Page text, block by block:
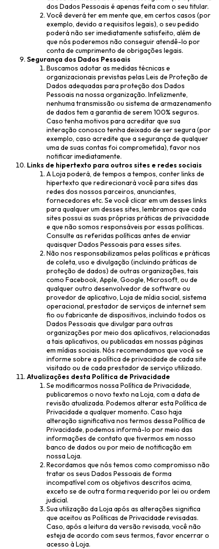
dos Dados Pessoais é apenas feita com o seu titular.
Você deverá ter em mente que, em certos casos (por
exemplo, devido a requisitos legais), o seu pedido
poderá não ser imediatamente satisfeito, além de
que nós poderemos não conseguir atendê-lo por
conta de cumprimento de obrigações legais.
Segurança dos Dados Pessoais
Buscamos adotar as medidas técnicas e
organizacionais previstas pelas Leis de Proteção de
Dados adequadas para proteção dos Dados
Pessoais na nossa organização. Infelizmente,
nenhuma transmissão ou sistema de armazenamento
de dados tem a garantia de serem 100% seguros.
Caso tenha motivos para acreditar que sua
interação conosco tenha deixado de ser segura (por
exemplo, caso acredite que a segurança de qualquer
uma de suas contas foi comprometida), favor nos
notificar imediatamente.
Links de hipertexto para outros sites e redes sociais
A Loja poderá, de tempos a tempos, conter links de
hipertexto que redirecionará você para sites das
redes dos nossos parceiros, anunciantes,
fornecedores etc. Se você clicar em um desses links
para qualquer um desses sites, lembramos que cada
sites possui as suas próprias práticas de privacidade
e que não somos responsáveis por essas políticas.
Consulte as referidas políticas antes de enviar
quaisquer Dados Pessoais para esses sites.
Não nos responsabilizamos pelas políticas e práticas
de coleta, uso e divulgação (incluindo práticas de
proteção de dados) de outras organizações, tais
como Facebook, Apple, Google, Microsoft, ou de
qualquer outro desenvolvedor de software ou
provedor de aplicativo, Loja de mídia social, sistema
operacional, prestador de serviços de internet sem
fio ou fabricante de dispositivos, incluindo todos os
Dados Pessoais que divulgar para outras
organizações por meio dos aplicativos, relacionadas
a tais aplicativos, ou publicadas em nossas páginas
em mídias sociais. Nós recomendamos que você se
informe sobre a política de privacidade de cada site
visitado ou de cada prestador de serviço utilizado.
Atualizações desta Política de Privacidade
Se modificarmos nossa Política de Privacidade,
publicaremos o novo texto na Loja, com a data de
revisão atualizada. Podemos alterar esta Política de
Privacidade a qualquer momento. Caso haja
alteração significativa nos termos dessa Política de
Privacidade, podemos informá-lo por meio das
informações de contato que tivermos em nosso
banco de dados ou por meio de notificação em
nossa Loja.
Recordamos que nós temos como compromisso não
tratar os seus Dados Pessoais de forma
incompatível com os objetivos descritos acima,
exceto se de outra forma requerido por lei ou ordem
judicial.
Sua utilização da Loja após as alterações significa
que aceitou as Políticas de Privacidade revisadas.
Caso, após a leitura da versão revisada, você não
esteja de acordo com seus termos, favor encerrar o
acesso à Loja.